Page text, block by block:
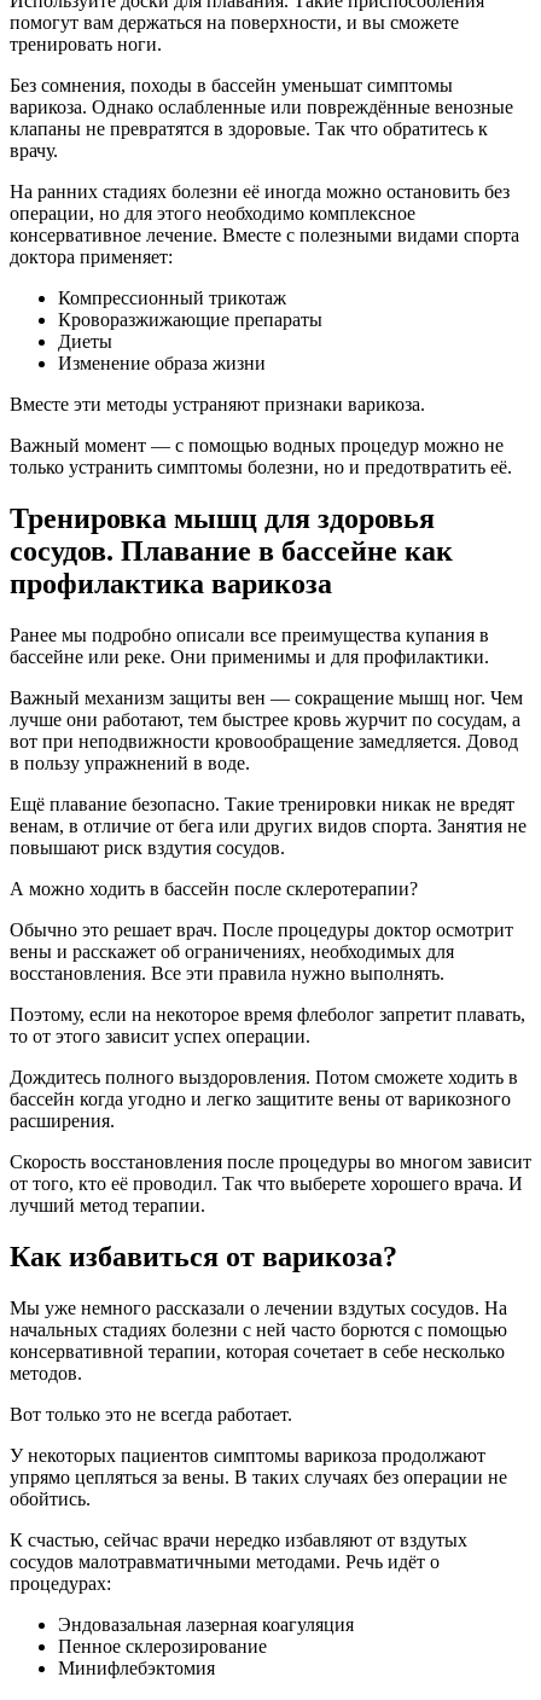
помогут вам держаться на поверхности, и вы сможете
тренировать ноги.
Без сомнения, походы в бассейн уменьшат симптомы
варикоза. Однако ослабленные или повреждённые венозные
клапаны не превратятся в здоровые. Так что обратитесь к
врачу.
На ранних стадиях болезни её иногда можно остановить без
операции, но для этого необходимо комплексное
консервативное лечение. Вместе с полезными видами спорта
доктора применяет:
Компрессионный трикотаж
Кроворазжижающие препараты
Диеты
Изменение образа жизни
Вместе эти методы устраняют признаки варикоза.
Важный момент — с помощью водных процедур можно не
только устранить симптомы болезни, но и предотвратить её.
Тренировка мышц для здоровья
сосудов. Плавание в бассейне как
профилактика варикоза
Ранее мы подробно описали все преимущества купания в
бассейне или реке. Они применимы и для профилактики.
Важный механизм защиты вен — сокращение мышц ног. Чем
лучше они работают, тем быстрее кровь журчит по сосудам, а
вот при неподвижности кровообращение замедляется. Довод
в пользу упражнений в воде.
Ещё плавание безопасно. Такие тренировки никак не вредят
венам, в отличие от бега или других видов спорта. Занятия не
повышают риск вздутия сосудов.
А можно ходить в бассейн после склеротерапии?
Обычно это решает врач. После процедуры доктор осмотрит
вены и расскажет об ограничениях, необходимых для
восстановления. Все эти правила нужно выполнять.
Поэтому, если на некоторое время флеболог запретит плавать,
то от этого зависит успех операции.
Дождитесь полного выздоровления. Потом сможете ходить в
бассейн когда угодно и легко защитите вены от варикозного
расширения.
Скорость восстановления после процедуры во многом зависит
от того, кто её проводил. Так что выберете хорошего врача. И
лучший метод терапии.
Как избавиться от варикоза?
Мы уже немного рассказали о лечении вздутых сосудов. На
начальных стадиях болезни с ней часто борются с помощью
консервативной терапии, которая сочетает в себе несколько
методов.
Вот только это не всегда работает.
У некоторых пациентов симптомы варикоза продолжают
упрямо цепляться за вены. В таких случаях без операции не
обойтись.
К счастью, сейчас врачи нередко избавляют от вздутых
сосудов малотравматичными методами. Речь идёт о
процедурах:
Эндовазальная лазерная коагуляция
Пенное склерозирование
Минифлебэктомия